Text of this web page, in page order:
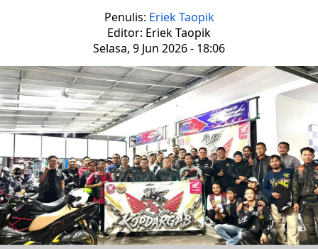
Penulis: Eriek Taopik
Editor: Eriek Taopik
Selasa, 9 Jun 2026 - 18:06